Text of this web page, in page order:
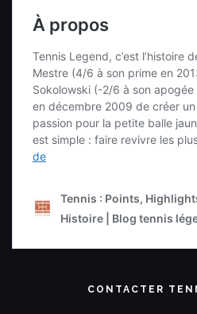
CONTACTER